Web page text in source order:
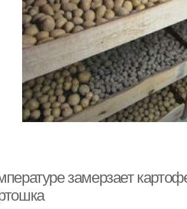
замерзает